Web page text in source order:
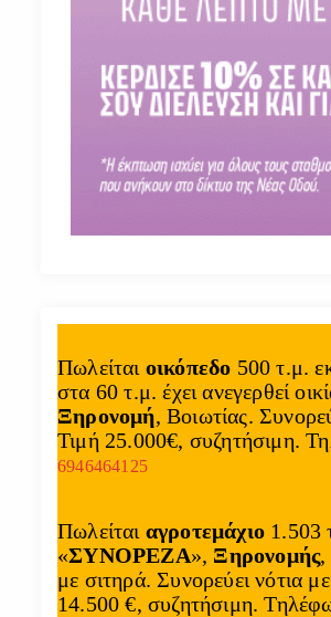
Πωλείται οικόπεδο 500 τ.μ.
στα 60 τ.μ. έχει ανεγερθεί
Ξηρονομή, Βοιωτίας.
Τιμή 25.000€, συζητήσιμη.
6946464125
Πωλείται αγροτεμάχιο 1.503
«ΣΥΝΟΡΕΖΑ», Ξηρονομής,
με σιτηρά. Συνορεύει νότια
14.500 €, συζητήσιμη.